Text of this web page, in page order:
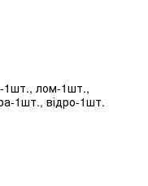
1шт., лом-1шт.,
1шт., відро-1шт.